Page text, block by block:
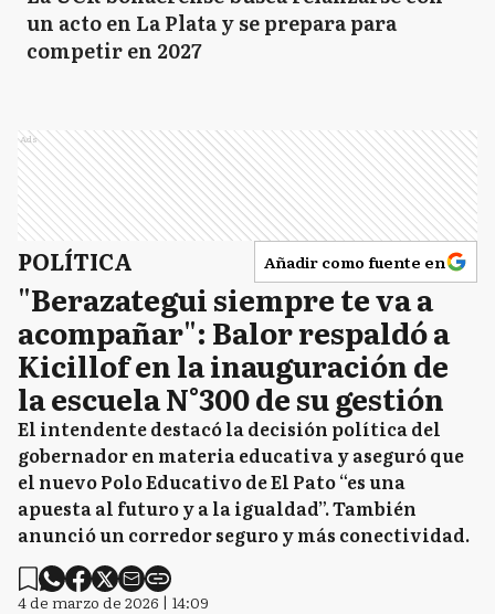
un acto en La Plata y se prepara para
competir en 2027
Ads
POLÍTICA Añadir como fuente en
"Berazategui siempre te va a
acompañar": Balor respaldó a
Kicillof en la inauguración de
la escuela N°300 de su gestión
El intendente destacó la decisión política del
gobernador en materia educativa y aseguró que
el nuevo Polo Educativo de El Pato “es una
apuesta al futuro y a la igualdad”. También
anunció un corredor seguro y más conectividad.
4 de marzo de 2026 | 14:09